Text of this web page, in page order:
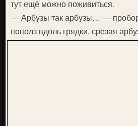
тут ещё можно поживиться.
— Арбузы так арбузы… —
пополз вдоль грядки, срезая